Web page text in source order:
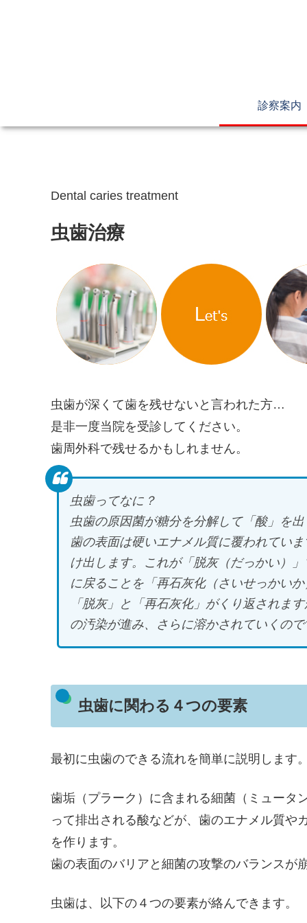
診察案内
Dental caries treatment
虫歯治療
虫歯が深くて歯を残せないと言われた方…
是非一度当院を受診してください。
歯周外科で残せるかもしれません。
虫歯ってなに？
虫歯の原因菌が糖分を分解して「酸」を
歯の表面は硬いエナメル質に覆われてい
け出します。これが「脱灰（だっかい）
に戻ることを「再石灰化（さいせっかい
「脱灰」と「再石灰化」がくり返されま
の汚染が進み、さらに溶かされていくので
虫歯に関わる４つの要素
最初に虫歯のできる流れを簡単に説明します
歯垢（プラーク）に含まれる細菌（ミュータ
って排出される酸などが、歯のエナメル質や
を作ります。
歯の表面のバリアと細菌の攻撃のバランスが
虫歯は、以下の４つの要素が絡んできます。